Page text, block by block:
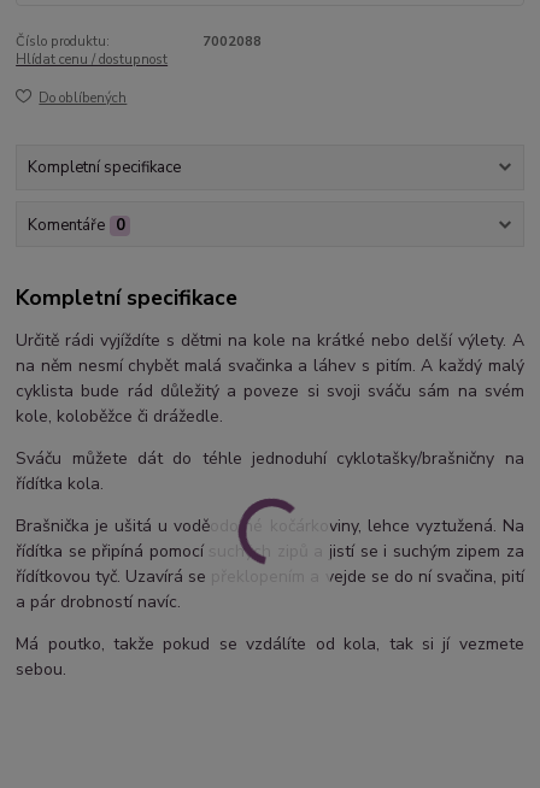
Číslo produktu:
7002088
Hlídat cenu / dostupnost
Do oblíbených
Kompletní specifikace
Komentáře 0
Kompletní specifikace
Určitě rádi vyjíždíte s dětmi na kole na krátké nebo delší výlety. A
na něm nesmí chybět malá svačinka a láhev s pitím. A každý malý
cyklista bude rád důležitý a poveze si svoji sváču sám na svém
kole, koloběžce či drážedle.
Sváču můžete dát do téhle jednoduhí cyklotašky/brašničny na
řídítka kola.
Brašnička je ušitá u voděodolné kočárkoviny, lehce vyztužená. Na
řídítka se připíná pomocí suchých zipů a jistí se i suchým zipem za
řídítkovou tyč. Uzavírá se překlopením a vejde se do ní svačina, pití
a pár drobností navíc.
Má poutko, takže pokud se vzdálíte od kola, tak si jí vezmete
sebou.